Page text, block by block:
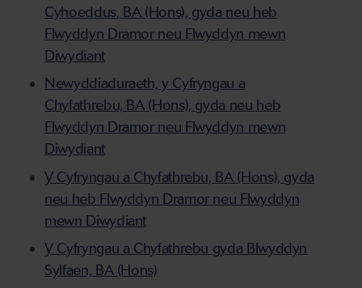
Cyhoeddus, BA (Hons), gyda neu heb
Flwyddyn Dramor neu Flwyddyn mewn
Diwydiant
Newyddiaduraeth, y Cyfryngau a
Chyfathrebu, BA (Hons), gyda neu heb
Flwyddyn Dramor neu Flwyddyn mewn
Diwydiant
Y Cyfryngau a Chyfathrebu, BA (Hons), gyda
neu heb Flwyddyn Dramor neu Flwyddyn
mewn Diwydiant
Y Cyfryngau a Chyfathrebu gyda Blwyddyn
Sylfaen, BA (Hons)